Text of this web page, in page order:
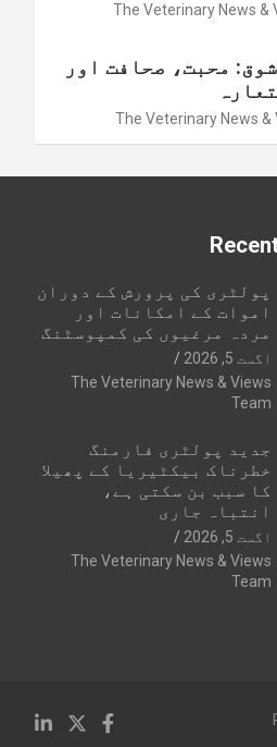
The Veterinary News &
محبت، صحافت اور
The Veterinary News &
پولٹری کی پرورش کے دوران
اموات کے امکانات اور
مردہ مرغیوں کی کمپوسٹنگ
اگست 5, 2026
The Veterinary News & Views
Team
جدید پولٹری فارمنگ
خطرناک بیکٹیریا کے پھیلا
کا سبب بن سکتی ہے،
انتباہ جاری
اگست 5, 2026
The Veterinary News & Views
Team